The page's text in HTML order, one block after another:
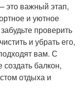
– это важный этап,
и уютное
проверить
и убрать его,
вам. С
балкон,
отдыха и